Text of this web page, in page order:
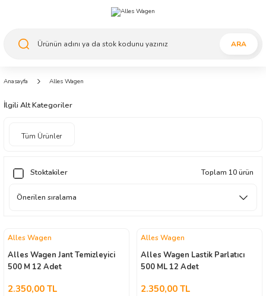
ARA
Anasayfa Alles Wagen
İlgili Alt Kategoriler
Tüm Ürünler
Stoktakiler Toplam 10 ürün
Alles Wagen
Alles Wagen Jant Temizleyici
500 M 12 Adet
2.350,00 TL
Alles Wagen
Alles Wagen Lastik Parlatıcı
500 ML 12 Adet
2.350,00 TL